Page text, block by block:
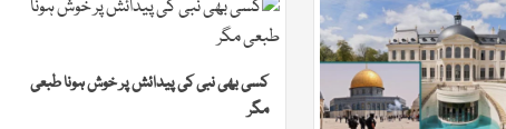
کسی بھی نبی کی پیدائش پر خوش ہونا طبعی
مگر